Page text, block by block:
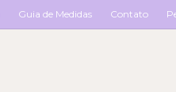
Guia de Medidas Contato